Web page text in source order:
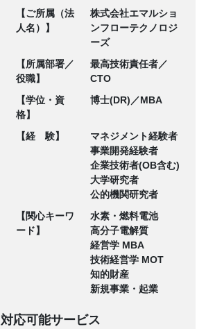
【ご所属（法
人名）】
株式会社エマルショ
ンフローテクノロジ
ーズ
【所属部署／
役職】
最高技術責任者／
CTO
【学位・資
格】
博士(DR)／MBA
【経 験】
マネジメント経験者
事業開発経験者
企業技術者(OB含む)
大学研究者
公的機関研究者
【関心キーワ
ード】
水素・燃料電池
高分子電解質
経営学 MBA
技術経営学 MOT
知的財産
新規事業・起業
対応可能サービス